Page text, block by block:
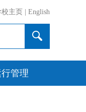
主页 English
管理